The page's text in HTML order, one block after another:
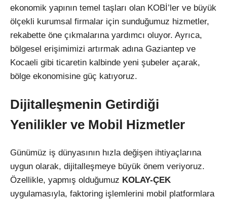
ekonomik yapının temel taşları olan KOBİ’ler ve büyük
ölçekli kurumsal firmalar için sunduğumuz hizmetler,
rekabette öne çıkmalarına yardımcı oluyor. Ayrıca,
bölgesel erişimimizi artırmak adına Gaziantep ve
Kocaeli gibi ticaretin kalbinde yeni şubeler açarak,
bölge ekonomisine güç katıyoruz.
Dijitalleşmenin Getirdiği
Yenilikler ve Mobil Hizmetler
Günümüz iş dünyasının hızla değişen ihtiyaçlarına
uygun olarak, dijitalleşmeye büyük önem veriyoruz.
Özellikle, yapmış olduğumuz KOLAY-ÇEK
uygulamasıyla, faktoring işlemlerini mobil platformlara